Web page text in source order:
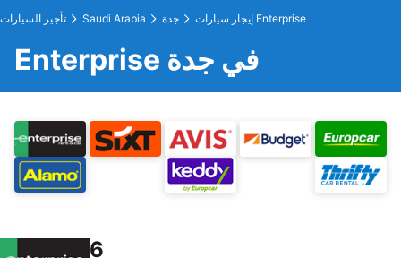
تأجير السيارات Saudi Arabia جدة إيجار سيارات Enterprise
Enterprise في جدة
6